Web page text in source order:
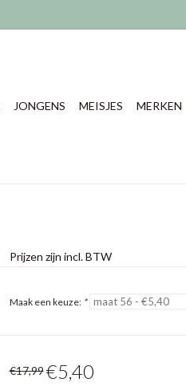
JONGENS MEISJES MERKEN
Prijzen zijn incl. BTW
Maak een keuze: *
€17,99 €5,40